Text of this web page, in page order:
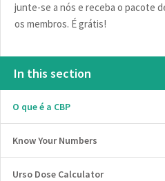
junte-se a nós e receba o pacote
os membros. É grátis!
In this section
O que é a CBP
Know Your Numbers
Urso Dose Calculator